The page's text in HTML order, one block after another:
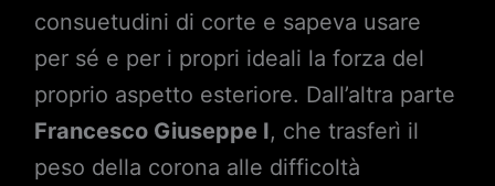
consuetudini di corte e sapeva usare
per sé e per i propri ideali la forza del
proprio aspetto esteriore. Dall’altra parte
Francesco Giuseppe I, che trasferì il
peso della corona alle difficoltà